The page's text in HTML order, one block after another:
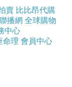
校車安全此
的車輛從事
大交通事故
許其駕駛校
，堅決杜絕
的行為，避
賣 比比昂代購
播網 全球購物
中心
命理 會員中心